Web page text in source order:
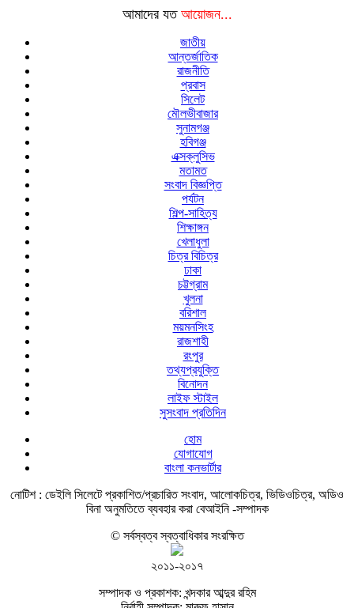
আমাদের যত আয়োজন...
জাতীয়
আন্তর্জাতিক
রাজনীতি
প্রবাস
সিলেট
মৌলভীবাজার
সুনামগঞ্জ
হবিগঞ্জ
এক্সক্লুসিভ
মতামত
সংবাদ বিজ্ঞপ্তি
পর্যটন
শিল্প-সাহিত্য
শিক্ষাঙ্গন
খেলাধুলা
চিত্র বিচিত্র
ঢাকা
চট্টগ্রাম
খুলনা
বরিশাল
ময়মনসিংহ
রাজশাহী
রংপুর
তথ্যপ্রযুক্তি
বিনোদন
লাইফ স্টাইল
সুসংবাদ প্রতিদিন
হোম
যোগাযোগ
বাংলা কনভার্টার
নোটিশ : ডেইলি সিলেটে প্রকাশিত/প্রচারিত সংবাদ, আলোকচিত্র, ভিডিওচিত্র, অডিও
বিনা অনুমতিতে ব্যবহার করা বেআইনি -সম্পাদক
© সর্বস্বত্ব স্বত্বাধিকার সংরক্ষিত
২০১১-২০১৭
সম্পাদক ও প্রকাশক: খন্দকার আব্দুর রহিম